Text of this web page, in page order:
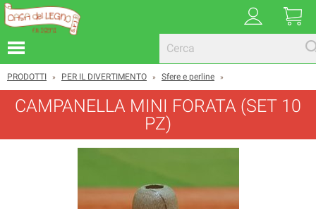
PRODOTTI » PER IL DIVERTIMENTO » Sfere e perline »
CAMPANELLA MINI FORATA (SET 10
PZ)